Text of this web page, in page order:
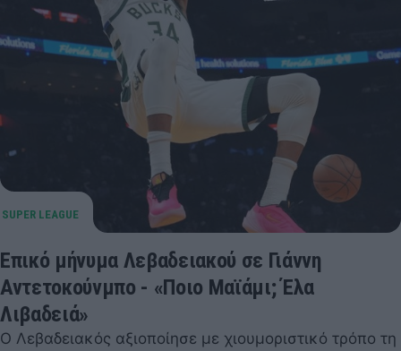
Επικό μήνυμα Λεβαδειακού σε Γιάννη
Αντετοκούνμπο - «Ποιο Μαϊάμι; Έλα
Λιβαδειά»
Ο Λεβαδειακός αξιοποίησε με χιουμοριστικό τρόπο τη